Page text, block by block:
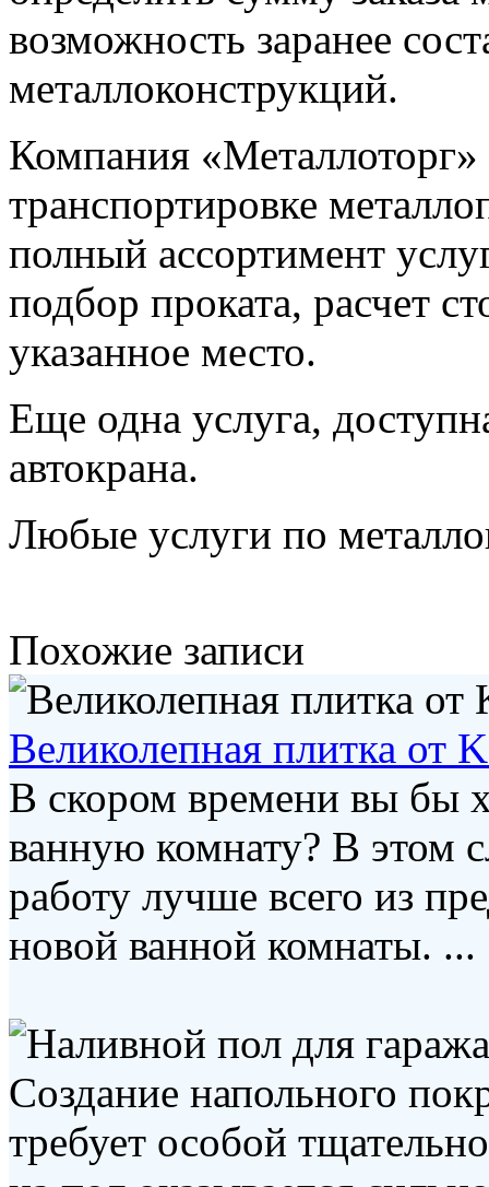
возможность заранее
металлоконструкций.
Компания «Металлоторг»
транспортировке
полный ассортимент
подбор проката, расчет
указанное место.
Еще одна услуга,
автокрана.
Любые услуги по
Похожие записи
Великолепная плитка
В скором времени вы бы
ванную комнату? В этом
работу лучше всего из
новой ванной комнаты. ...
Создание напольного
требует особой